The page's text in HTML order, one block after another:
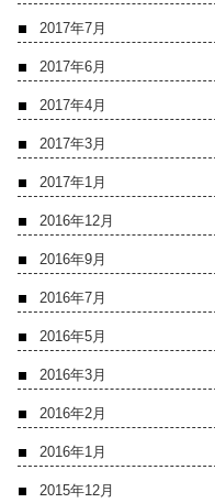
2017年7月
2017年6月
2017年4月
2017年3月
2017年1月
2016年12月
2016年9月
2016年7月
2016年5月
2016年3月
2016年2月
2016年1月
2015年12月